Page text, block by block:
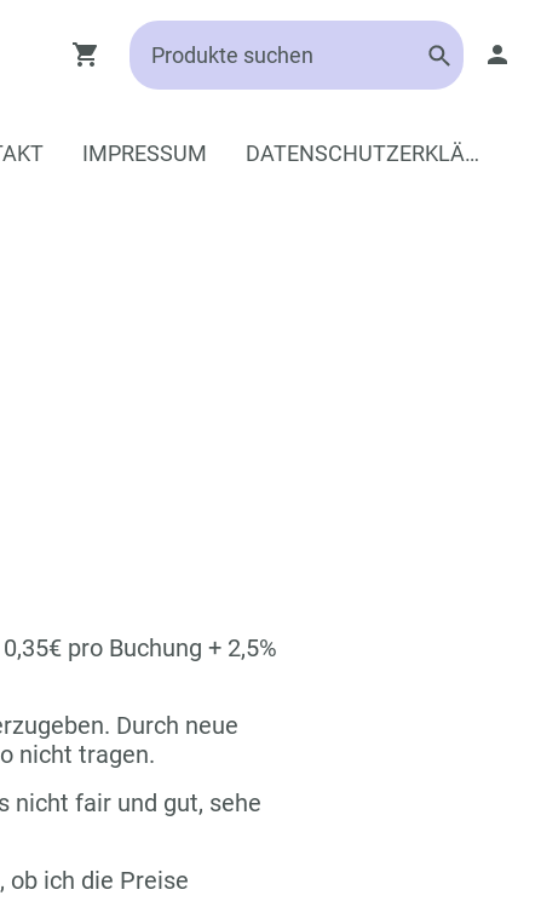
IMPRESSUM DATENSCHUTZERKLÄRUNG
pro Buchung + 2,5%
Durch neue
nicht tragen.
nicht fair und gut, sehe
ob ich die Preise